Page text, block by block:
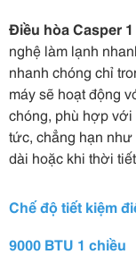
Điều hòa Casper
nghệ làm lạnh
nhanh chóng chỉ
máy sẽ hoạt động
chóng, phù hợp
tức, chẳng hạn
dài hoặc khi thời
Chế độ tiết kiệm
9000 BTU 1 chiều